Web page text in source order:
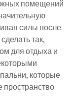
помещений
силы после
так,
для отдыха и
которые
пространство.